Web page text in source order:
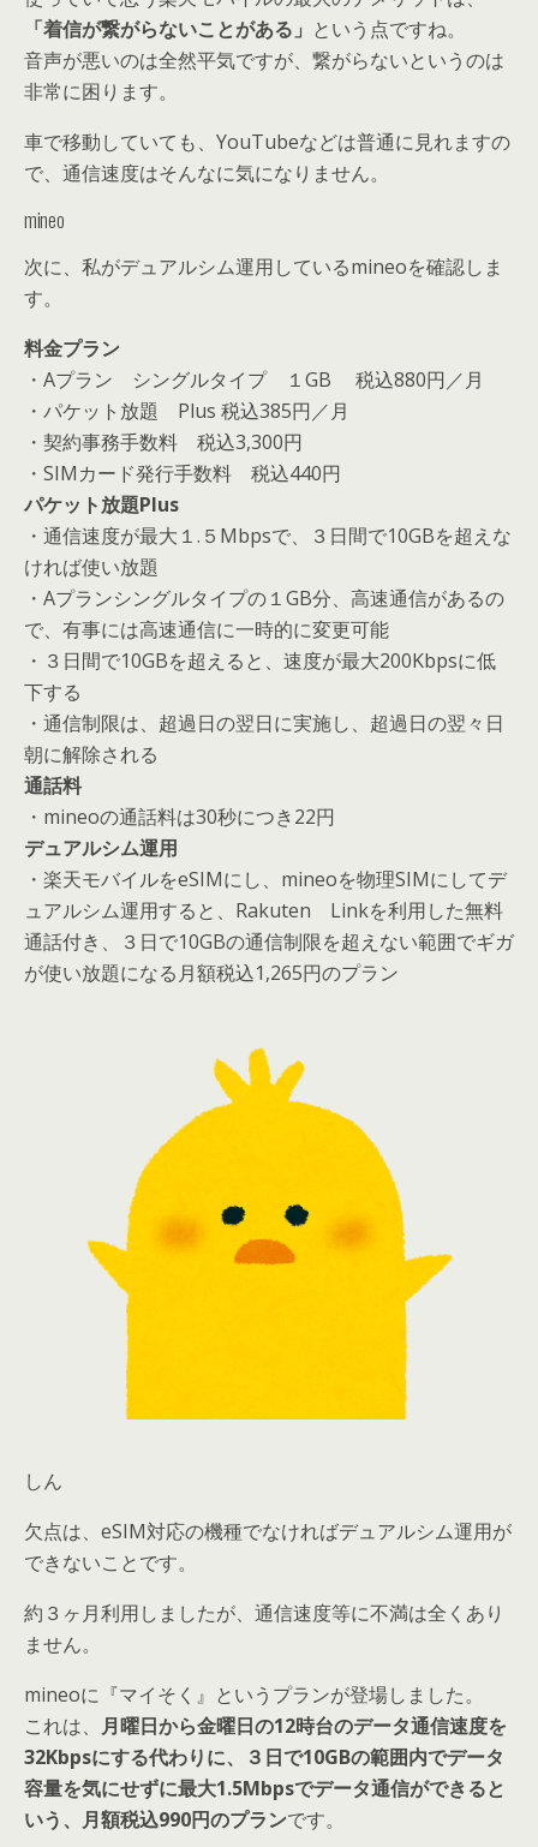
「着信が繋がらないことがある」 という点ですね。
音声が悪いのは全然平気ですが、繋がらないというのは
非常に困ります。
車で移動していても、YouTubeなどは普通に見れますの
で、通信速度はそんなに気になりません。
mineo
次に、私がデュアルシム運用しているmineoを確認しま
す。
料金プラン
・Aプラン シングルタイプ １GB 税込880円／月
・パケット放題 Plus 税込385円／月
・契約事務手数料 税込3,300円
・SIMカード発行手数料 税込440円
パケット放題Plus
・通信速度が最大１.５Mbpsで、３日間で10GBを超えな
ければ使い放題
・Aプランシングルタイプの１GB分、高速通信があるの
で、有事には高速通信に一時的に変更可能
・３日間で10GBを超えると、速度が最大200Kbpsに低
下する
・通信制限は、超過日の翌日に実施し、超過日の翌々日
朝に解除される
通話料
・mineoの通話料は30秒につき22円
デュアルシム運用
・楽天モバイルをeSIMにし、mineoを物理SIMにしてデ
ュアルシム運用すると、Rakuten Linkを利用した無料
通話付き、３日で10GBの通信制限を超えない範囲でギガ
が使い放題になる月額税込1,265円のプラン
しん
欠点は、eSIM対応の機種でなければデュアルシム運用が
できないことです。
約３ヶ月利用しましたが、通信速度等に不満は全くあり
ません。
mineoに『マイそく』というプランが登場しました。
これは、 月曜日から金曜日の12時台のデータ通信速度を
32Kbpsにする代わりに、３日で10GBの範囲内でデータ
容量を気にせずに最大1.5Mbpsでデータ通信ができると
いう、月額税込990円のプランです。